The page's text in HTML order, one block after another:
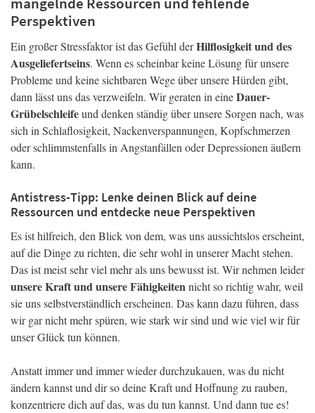
Perspektiven
Ein großer Stressfaktor ist das Gefühl derHilflosigkeit und des
Ausgeliefertseins. Wenn es scheinbar keine Lösung für unsere
Probleme und keine sichtbaren Wege über unsere Hürden gibt,
dann lässt uns das verzweifeln. Wir geraten in eineDauer-
Grübelschleifeund denken ständig über unsere Sorgen nach, was
sich in Schlaflosigkeit, Nackenverspannungen, Kopfschmerzen
oder schlimmstenfalls in Angstanfällen oder Depressionen äußern
kann.
Antistress-Tipp: Lenke deinen Blick auf deine
Ressourcen und entdecke neue Perspektiven
Es ist hilfreich, den Blick von dem, was uns aussichtslos erscheint,
auf die Dinge zu richten, die sehr wohl in unserer Macht stehen.
Das ist meist sehr viel mehr als uns bewusst ist. Wir nehmen leider
unsere Kraft und unsere Fähigkeitennicht so richtig wahr, weil
sie uns selbstverständlich erscheinen. Das kann dazu führen, dass
wir gar nicht mehr spüren, wie stark wir sind und wie viel wir für
unser Glück tun können.
Anstatt immer und immer wieder durchzukauen, was du nicht
ändern kannst und dir so deine Kraft und Hoffnung zu rauben,
konzentriere dich auf das, was du tun kannst. Und dann tue es!